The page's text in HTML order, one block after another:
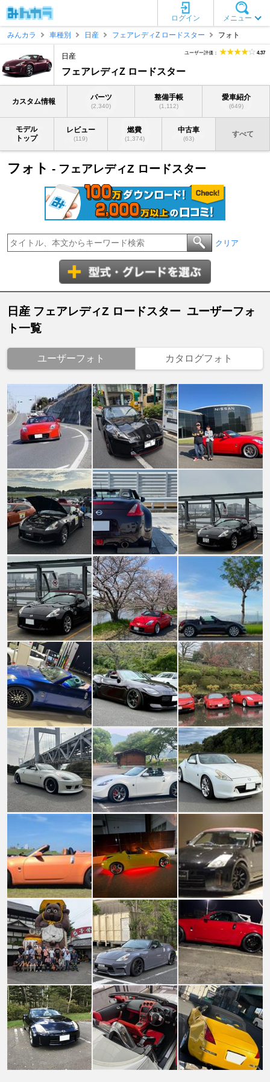
メニュー
ログイン
みんカラ
車種別 日産 フェアレディZ ロードスター フォト
日産
フェアレディZ ロードスター
ユーザー評価： 4.37
カスタム情報 パーツ
(2,340)
整備手帳
(1,112)
愛車紹介
(649)
モデル
トップ
レビュー
(119)
燃費
(1,374)
中古車
(63)
すべて
フォト - フェアレディZ ロードスター
クリア
日産 フェアレディZ ロードスター ユーザーフォ
ト一覧
ユーザーフォト カタログフォト